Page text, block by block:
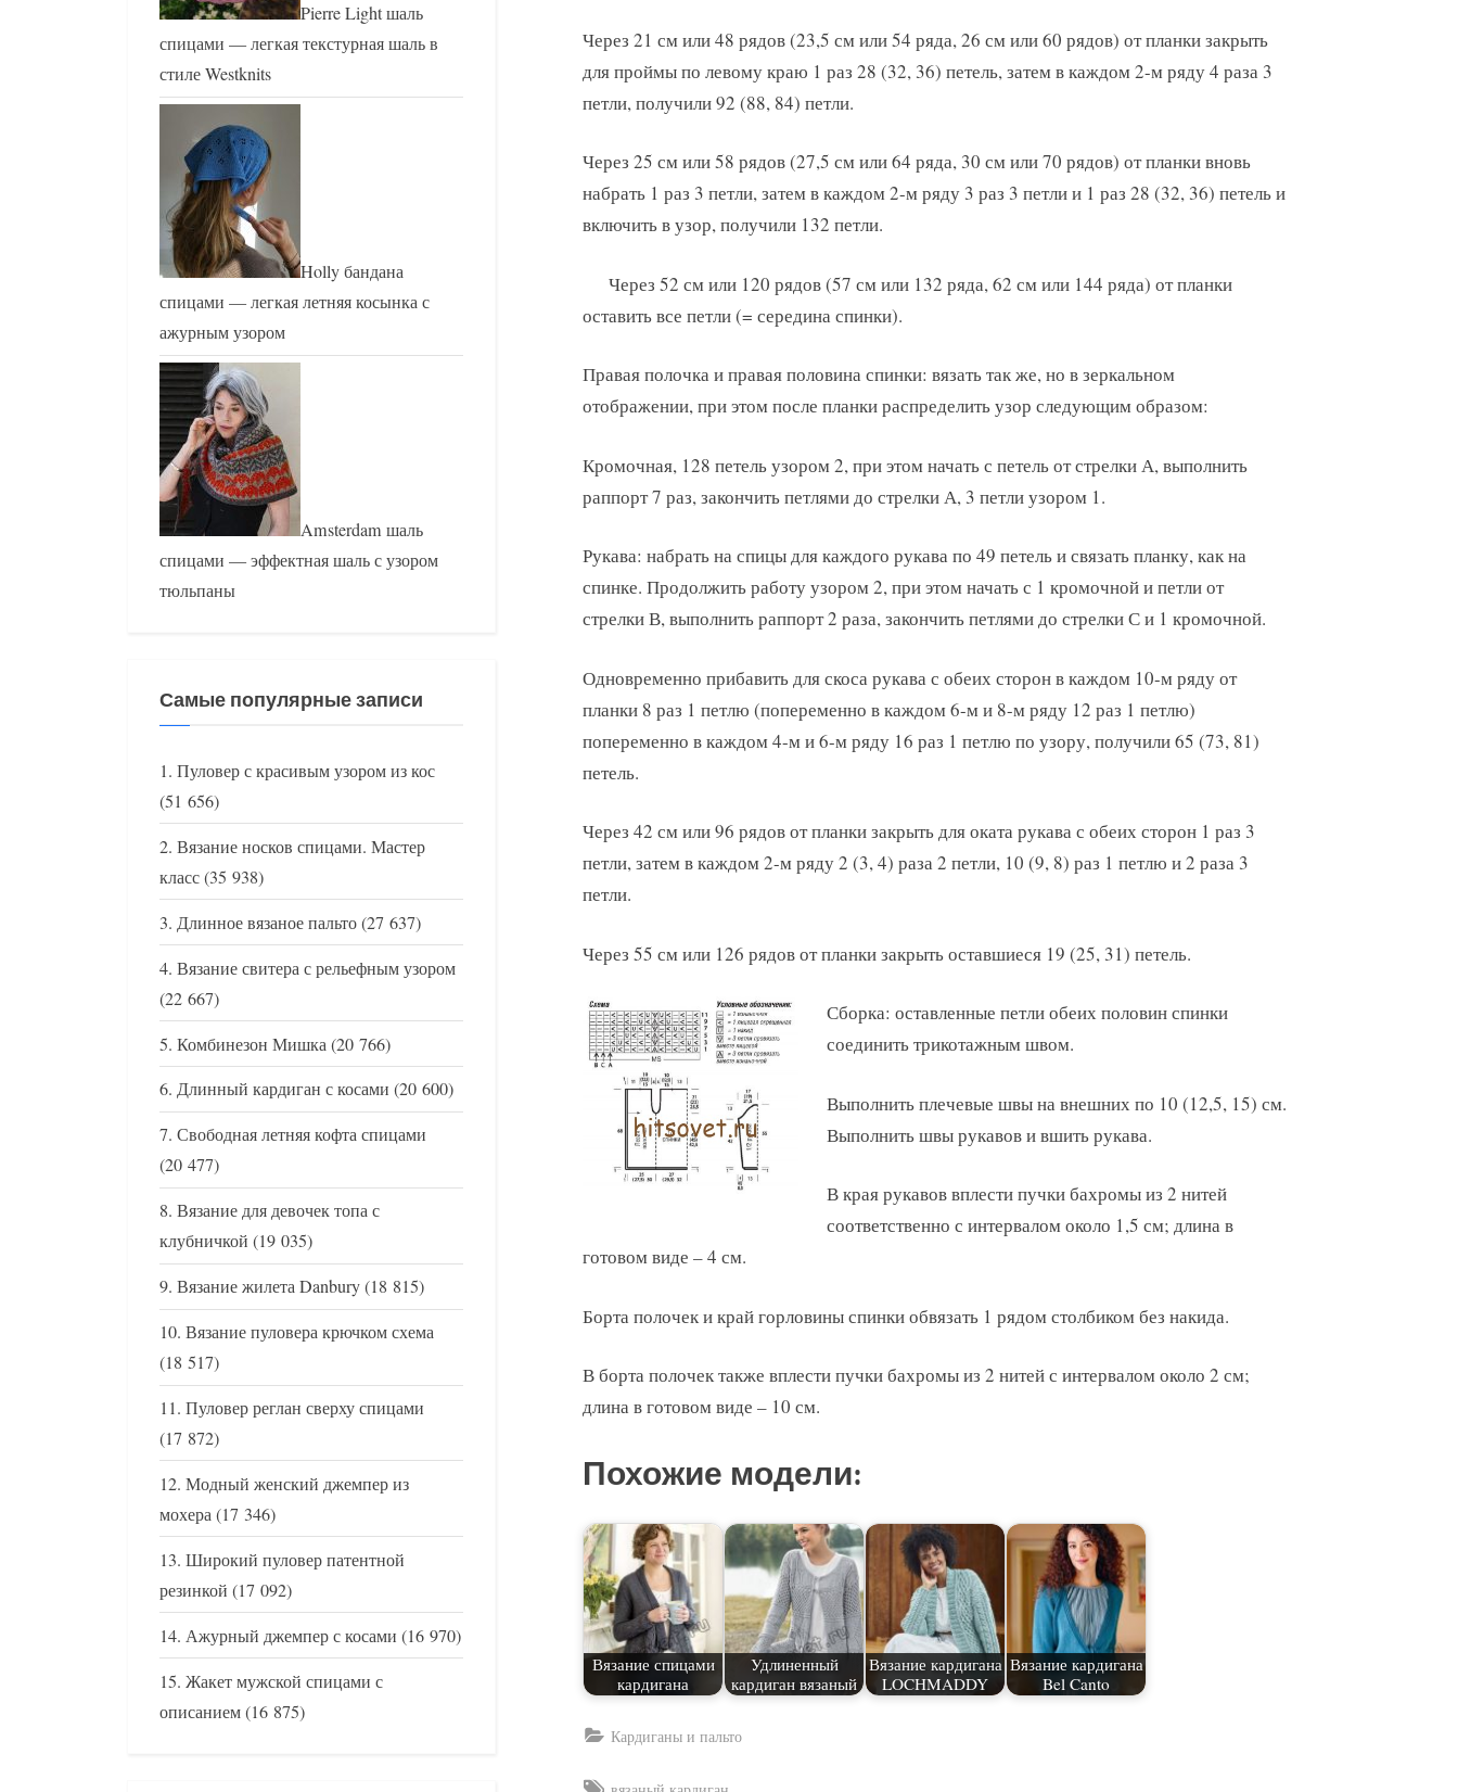
Через 21 см или 48 рядов (23,5 см или 54 ряда, 26 см или 60 рядов) от планки закрыть
для проймы по левому краю 1 раз 28 (32, 36) петель, затем в каждом 2-м ряду 4 раза 3
петли, получили 92 (88, 84) петли.
Через 25 см или 58 рядов (27,5 см или 64 ряда, 30 см или 70 рядов) от планки вновь
набрать 1 раз 3 петли, затем в каждом 2-м ряду 3 раз 3 петли и 1 раз 28 (32, 36) петель и
включить в узор, получили 132 петли.
Через 52 см или 120 рядов (57 см или 132 ряда, 62 см или 144 ряда) от планки
оставить все петли (= середина спинки).
Правая полочка и правая половина спинки: вязать так же, но в зеркальном
отображении, при этом после планки распределить узор следующим образом:
Кромочная, 128 петель узором 2, при этом начать с петель от стрелки А, выполнить
раппорт 7 раз, закончить петлями до стрелки А, 3 петли узором 1.
Рукава: набрать на спицы для каждого рукава по 49 петель и связать планку, как на
спинке. Продолжить работу узором 2, при этом начать с 1 кромочной и петли от
стрелки В, выполнить раппорт 2 раза, закончить петлями до стрелки С и 1 кромочной.
Одновременно прибавить для скоса рукава с обеих сторон в каждом 10-м ряду от
планки 8 раз 1 петлю (попеременно в каждом 6-м и 8-м ряду 12 раз 1 петлю)
попеременно в каждом 4-м и 6-м ряду 16 раз 1 петлю по узору, получили 65 (73, 81)
петель.
Через 42 см или 96 рядов от планки закрыть для оката рукава с обеих сторон 1 раз 3
петли, затем в каждом 2-м ряду 2 (3, 4) раза 2 петли, 10 (9, 8) раз 1 петлю и 2 раза 3
петли.
Через 55 см или 126 рядов от планки закрыть оставшиеся 19 (25, 31) петель.
Сборка: оставленные петли обеих половин спинки
соединить трикотажным швом.
Выполнить плечевые швы на внешних по 10 (12,5, 15) см.
Выполнить швы рукавов и вшить рукава.
В края рукавов вплести пучки бахромы из 2 нитей
соответственно с интервалом около 1,5 см; длина в
готовом виде – 4 см.
Борта полочек и край горловины спинки обвязать 1 рядом столбиком без накида.
В борта полочек также вплести пучки бахромы из 2 нитей с интервалом около 2 см;
длина в готовом виде – 10 см.
Похожие модели:
Вязание спицами
кардигана
Удлиненный
кардиган вязаный
Вязание кардигана
LOCHMADDY
Вязание кардигана
Bel Canto
Кардиганы и пальто
Tags:
Pierre Light шаль
спицами — легкая текстурная шаль в
стиле Westknits
Holly бандана
спицами — легкая летняя косынка с
ажурным узором
Amsterdam шаль
спицами — эффектная шаль с узором
тюльпаны
Самые популярные записи
Пуловер с красивым узором из кос
(51 656)
Вязание носков спицами. Мастер
класс(35 938)
Длинное вязаное пальто(27 637)
Вязание свитера с рельефным узором
(22 667)
Комбинезон Мишка(20 766)
Длинный кардиган с косами (20 600)
Свободная летняя кофта спицами
(20 477)
Вязание для девочек топа с
клубничкой (19 035)
Вязание жилета Danbury(18 815)
Вязание пуловера крючком схема
(18 517)
Пуловер реглан сверху спицами
(17 872)
Модный женский джемпер из
мохера(17 346)
Широкий пуловер патентной
резинкой (17 092)
Ажурный джемпер с косами (16 970)
Жакет мужской спицами с
описанием(16 875)